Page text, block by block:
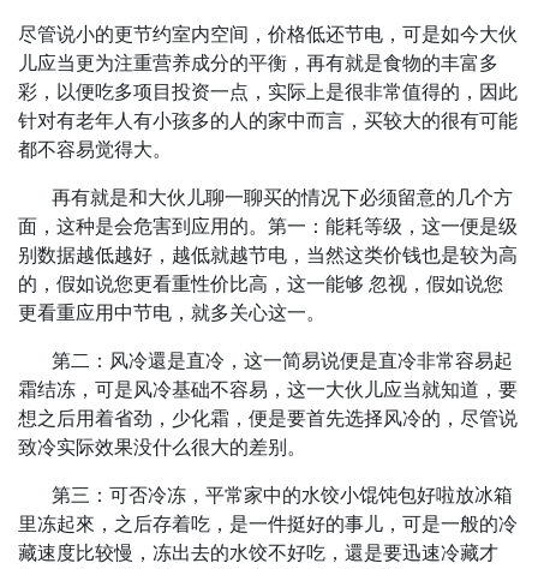
尽管说小的更节约室内空间，价格低还节电，可是如今大伙
儿应当更为注重营养成分的平衡，再有就是食物的丰富多
彩，以便吃多项目投资一点，实际上是很非常值得的，因此
针对有老年人有小孩多的人的家中而言，买较大的很有可能
都不容易觉得大。
再有就是和大伙儿聊一聊买的情况下必须留意的几个方
面，这种是会危害到应用的。第一：能耗等级，这一便是级
别数据越低越好，越低就越节电，当然这类价钱也是较为高
的，假如说您更看重性价比高，这一能够 忽视，假如说您
更看重应用中节电，就多关心这一。
第二：风冷還是直冷，这一简易说便是直冷非常容易起
霜结冻，可是风冷基础不容易，这一大伙儿应当就知道，要
想之后用着省劲，少化霜，便是要首先选择风冷的，尽管说
致冷实际效果没什么很大的差别。
第三：可否冷冻，平常家中的水饺小馄饨包好啦放冰箱
里冻起來，之后存着吃，是一件挺好的事儿，可是一般的冷
藏速度比较慢，冻出去的水饺不好吃，還是要迅速冷藏才